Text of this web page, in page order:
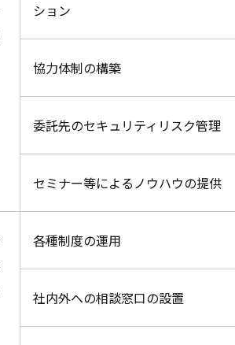
ション
協力体制の構築
委託先のセキュリティリスク管理
セミナー等によるノウハウの提供
各種制度の運用
社内外への相談窓口の設置